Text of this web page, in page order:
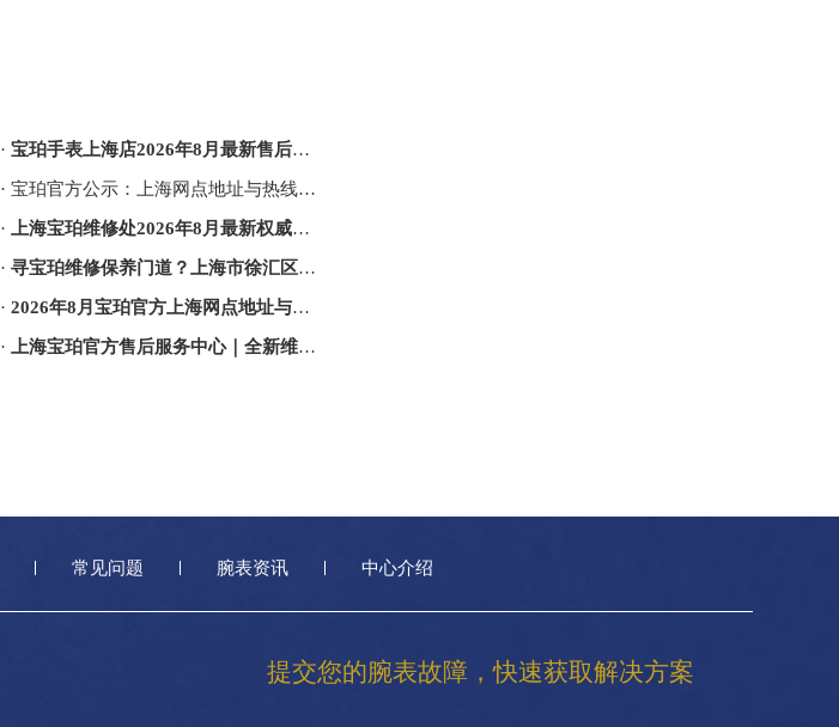
·宝珀手表上海店2026年8月最新售后维修服务公示：权威保养信息与官方网点地址公告
· 宝珀官方公示：上海网点地址与热线电话2026年8月最新通知，客户服务全覆盖
· 上海宝珀维修处2026年8月最新权威售后保养服务官方公告与网点信息公示
·寻宝珀维修保养门道？上海市徐汇区老表迷2026年8月掏心窝子话：最新客户热线咋打才灵光，服
·2026年8月宝珀官方上海网点地址与热线电话公告，售后客户服务热线全新上线
· 上海宝珀官方售后服务中心｜全新维修地址及服务热线权威信息通告（2026年8月最新）
常见问题 腕表资讯 中心介绍
提交您的腕表故障，快速获取解决方案